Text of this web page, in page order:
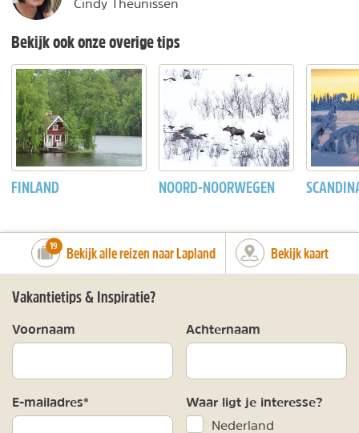
Cindy Theunissen
Bekijk ook onze overige tips
FINLAND NOORD-NOORWEGEN
number_of_trips:
19 Bekijk alle reizen naar Lapland Bekijk kaart
Vakantietips & Inspiratie?
Voornaam Achternaam
E-mailadres* Waar ligt je interesse?
Nederland